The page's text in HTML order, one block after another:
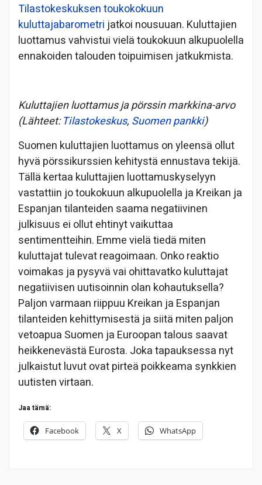
Tilastokeskuksen toukokokuun
kuluttajabarometri jatkoi nousuuan. Kuluttajien
luottamus vahvistui vielä toukokuun alkupuolella
ennakoiden talouden toipuimisen jatkukmista.
Kuluttajien luottamus ja pörssin markkina-arvo
(Lähteet:Tilastokeskus, Suomen pankki)
Suomen kuluttajien luottamus on yleensä ollut
hyvä pörssikurssien kehitystä ennustava tekijä.
Tällä kertaa kuluttajien luottamuskyselyyn
vastattiin jo toukokuun alkupuolella ja Kreikan ja
Espanjan tilanteiden saama negatiivinen
julkisuus ei ollut ehtinyt vaikuttaa
sentimentteihin. Emme vielä tiedä miten
kuluttajat tulevat reagoimaan. Onko reaktio
voimakas ja pysyvä vai ohittavatko kuluttajat
negatiivisen uutisoinnin olan kohautuksella?
Paljon varmaan riippuu Kreikan ja Espanjan
tilanteiden kehittymisestä ja siitä miten paljon
vetoapua Suomen ja Euroopan talous saavat
heikkenevästä Eurosta. Joka tapauksessa nyt
julkaistut luvut ovat pirteä poikkeama synkkien
uutisten virtaan.
Jaa tämä:
Facebook X WhatsApp